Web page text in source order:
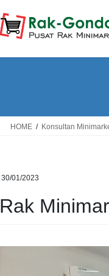
HOME Konsultan
30/01/2023
Rak